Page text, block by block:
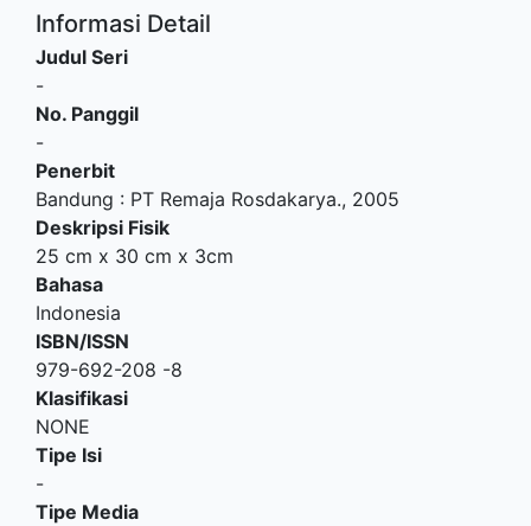
Informasi Detail
Judul Seri
-
No. Panggil
-
Penerbit
Bandung : PT Remaja Rosdakarya., 2005
Deskripsi Fisik
25 cm x 30 cm x 3cm
Bahasa
Indonesia
ISBN/ISSN
979-692-208 -8
Klasifikasi
NONE
Tipe Isi
-
Tipe Media